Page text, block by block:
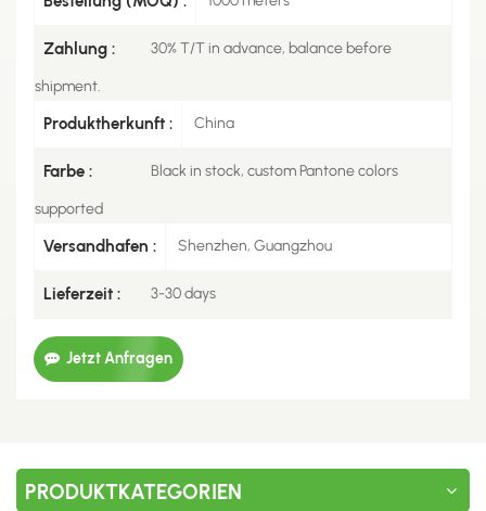
Zahlung : 30% T/T in advance, balance before
shipment.
Produktherkunft : China
Farbe : Black in stock, custom Pantone colors
supported
Versandhafen : Shenzhen, Guangzhou
Lieferzeit : 3-30 days
Jetzt Anfragen
PRODUKTKATEGORIEN